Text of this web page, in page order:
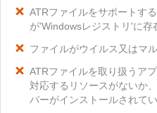
ATRファイルをサポートす
が'Windowsレジストリ'に存
ファイルがウイルス又はマ
ATRファイルを取り扱うア
対応するリソースがないか
バーがインストールされてい